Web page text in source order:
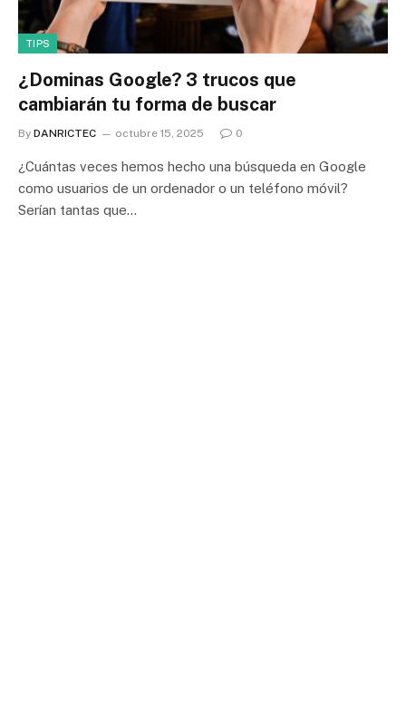
TIPS
¿Dominas Google? 3 trucos que
cambiarán tu forma de buscar
By DANRICTEC octubre 15, 2025 0
¿Cuántas veces hemos hecho una búsqueda en Google
como usuarios de un ordenador o un teléfono móvil?
Serían tantas que…